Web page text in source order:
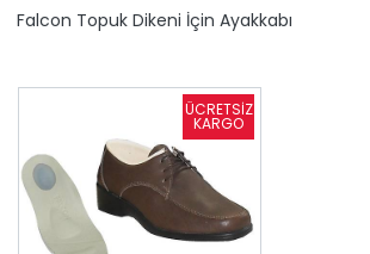
Falcon Topuk Dikeni İçin Ayakkabı